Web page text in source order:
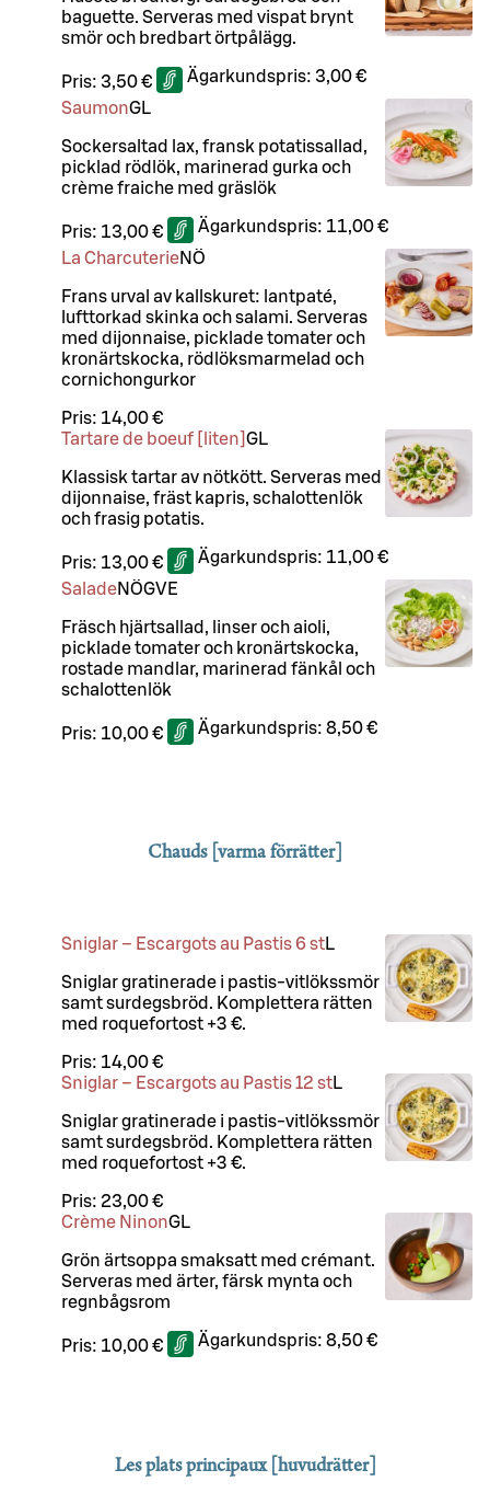
baguette. Serveras med vispat brynt
smör och bredbart örtpålägg.
Pris: 3,50 € Ägarkundspris: 3,00 €
SaumonGL
Sockersaltad lax, fransk potatissallad,
picklad rödlök, marinerad gurka och
crème fraiche med gräslök
Pris: 13,00 € Ägarkundspris: 11,00 €
La CharcuterieNÖ
Frans urval av kallskuret: lantpaté,
lufttorkad skinka och salami. Serveras
med dijonnaise, picklade tomater och
kronärtskocka, rödlöksmarmelad och
cornichongurkor
Pris: 14,00 €
Tartare de boeuf [liten] GL
Klassisk tartar av nötkött. Serveras med
dijonnaise, fräst kapris, schalottenlök
och frasig potatis.
Pris: 13,00 € Ägarkundspris: 11,00 €
SaladeNÖGVE
Fräsch hjärtsallad, linser och aioli,
picklade tomater och kronärtskocka,
rostade mandlar, marinerad fänkål och
schalottenlök
Pris: 10,00 € Ägarkundspris: 8,50 €
Chauds [varma förrätter]
Sniglar – Escargots au Pastis 6 stL
Sniglar gratinerade i pastis-vitlökssmör
samt surdegsbröd. Komplettera rätten
med roquefortost +3 €.
Pris: 14,00 €
Sniglar – Escargots au Pastis 12 stL
Sniglar gratinerade i pastis-vitlökssmör
samt surdegsbröd. Komplettera rätten
med roquefortost +3 €.
Pris: 23,00 €
Crème NinonGL
Grön ärtsoppa smaksatt med crémant.
Serveras med ärter, färsk mynta och
regnbågsrom
Pris: 10,00 € Ägarkundspris: 8,50 €
Les plats principaux [huvudrätter]